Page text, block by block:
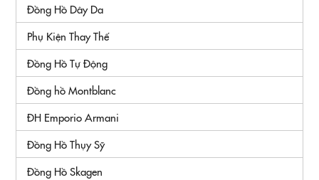
Đồng Hồ Dây Da
Phụ Kiện Thay Thế
Đồng Hồ Tự Động
Đồng hồ Montblanc
ĐH Emporio Armani
Đồng Hồ Thụy Sỹ
Đồng Hồ Skagen